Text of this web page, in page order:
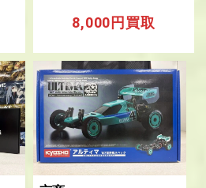
8,000円買取